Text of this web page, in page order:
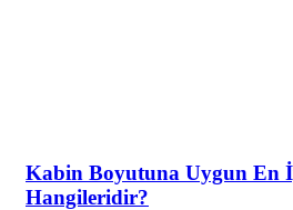
Kabin Boyutuna Uygun En
Hangileridir?